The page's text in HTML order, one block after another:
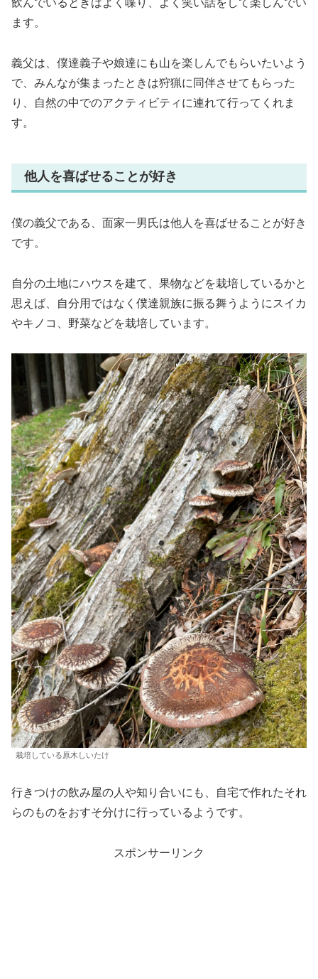
飲んでいるときはよく喋り、よく笑い話をして楽しんでい
ます。
義父は、僕達義子や娘達にも山を楽しんでもらいたいよう
で、みんなが集まったときは狩猟に同伴させてもらった
り、自然の中でのアクティビティに連れて行ってくれま
す。
他人を喜ばせることが好き
僕の義父である、面家一男氏は他人を喜ばせることが好き
です。
自分の土地にハウスを建て、果物などを栽培しているかと
思えば、自分用ではなく僕達親族に振る舞うようにスイカ
やキノコ、野菜などを栽培しています。
栽培している原木しいたけ
行きつけの飲み屋の人や知り合いにも、自宅で作れたそれ
らのものをおすそ分けに行っているようです。
スポンサーリンク